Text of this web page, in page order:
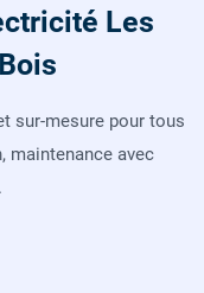
Les
sur-mesure pour tous
maintenance avec